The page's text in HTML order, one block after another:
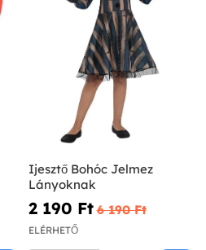
Ijesztő Bohóc Jelmez
Lányoknak
2 190 Ft‎ 6 190 Ft‎
ELÉRHETŐ